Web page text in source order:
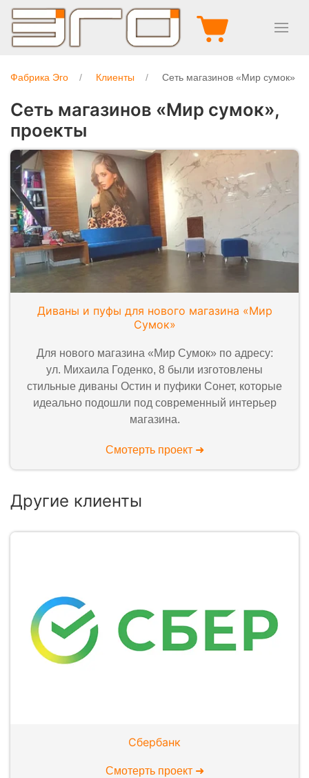
Фабрика Эго Клиенты Сеть магазинов «Мир сумок»
Сеть магазинов «Мир сумок»,
проекты
Диваны и пуфы для нового магазина «Мир
Сумок»
Для нового магазина «Мир Сумок» по адресу:
ул. Михаила Годенко, 8 были изготовлены
стильные диваны Остин и пуфики Сонет, которые
идеально подошли под современный интерьер
магазина.
Смотерть проект ➜
Другие клиенты
Сбербанк
Смотерть проект ➜